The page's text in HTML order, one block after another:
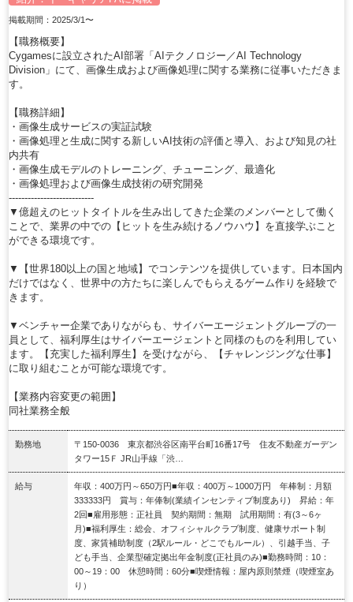
掲載期間：2025/3/1〜
【職務概要】
Cygamesに設立されたAI部署「AIテクノロジー／AI Technology
Division」にて、画像生成および画像処理に関する業務に従事いただきま
す。
【職務詳細】
・画像生成サービスの実証試験
・画像処理と生成に関する新しいAI技術の評価と導入、および知見の社
内共有
・画像生成モデルのトレーニング、チューニング、最適化
・画像処理および画像生成技術の研究開発
---------------------------
▼億超えのヒットタイトルを生み出してきた企業のメンバーとして働く
ことで、業界の中での【ヒットを生み続けるノウハウ】を直接学ぶこと
ができる環境です。
▼【世界180以上の国と地域】でコンテンツを提供しています。日本国内
だけではなく、世界中の方たちに楽しんでもらえるゲーム作りを経験で
きます。
▼ベンチャー企業でありながらも、サイバーエージェントグループの一
員として、福利厚生はサイバーエージェントと同様のものを利用してい
ます。【充実した福利厚生】を受けながら、【チャレンジングな仕事】
に取り組むことが可能な環境です。
【業務内容変更の範囲】
同社業務全般
勤務地
〒150-0036 東京都渋谷区南平台町16番17号 住友不動産ガーデン
タワー15Ｆ JR山手線「渋…
給与
年収：400万円～650万円■年収：400万～1000万円 年棒制：月額
333333円 賞与：年俸制(業績インセンティブ制度あり) 昇給：年
2回■雇用形態：正社員 契約期間：無期 試用期間：有(3～6ヶ
月)■福利厚生：総会、オフィシャルクラブ制度、健康サポート制
度、家賃補助制度（2駅ルール・どこでもルール）、引越手当、子
ども手当、企業型確定拠出年金制度(正社員のみ)■勤務時間：10：
00～19：00 休憩時間：60分■喫煙情報：屋内原則禁煙（喫煙室あ
り）